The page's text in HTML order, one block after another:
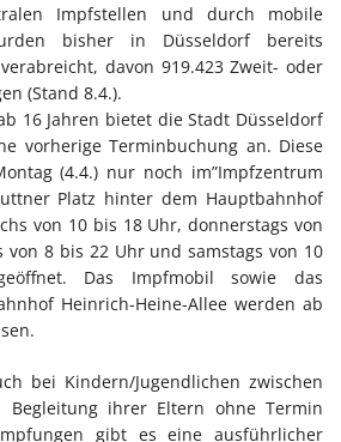
Impfstellen und durch mobile
bisher in Düsseldorf bereits
davon 919.423 Zweit- oder
(Stand 8.4.).
16 Jahren bietet die Stadt Düsseldorf
vorherige Terminbuchung an. Diese
(4.4.) nur noch im”Impfzentrum
Platz hinter dem Hauptbahnhof
von 10 bis 18 Uhr, donnerstags von
von 8 bis 22 Uhr und samstags von 10
Das Impfmobil sowie das
Heinrich-Heine-Allee werden ab
bei Kindern/Jugendlichen zwischen
ihrer Eltern ohne Termin
gibt es eine ausführlicher